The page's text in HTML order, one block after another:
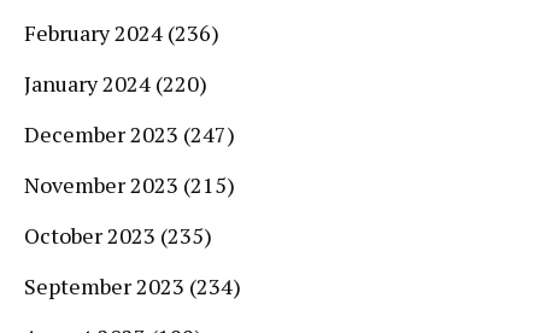
February 2024 (236)
January 2024 (220)
December 2023 (247)
November 2023 (215)
October 2023 (235)
September 2023 (234)